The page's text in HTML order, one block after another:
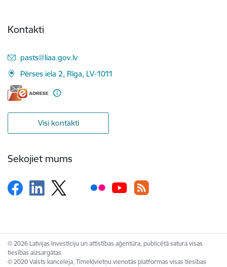
Kontakti
E-pasts:
pasts@liaa.gov.lv
Pērses iela 2, Rīga, LV-1011
Visi kontakti
Sekojiet mums
© 2026 Latvijas Investīciju un attīstības aģentūra, publicētā satura visas
tiesības aizsargātas.
© 2020 Valsts kanceleja, Tīmekļvietņu vienotās platformas visas tiesības